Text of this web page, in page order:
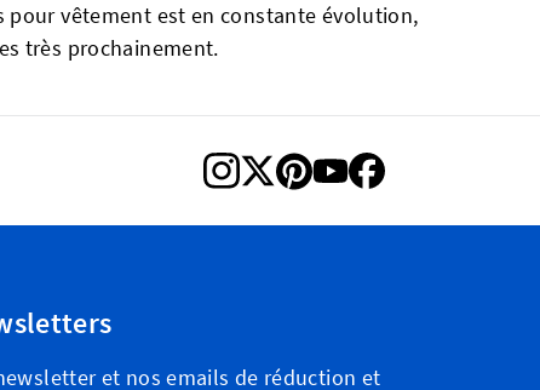
pour vêtement est en constante évolution,
très prochainement.
et nos emails de réduction et